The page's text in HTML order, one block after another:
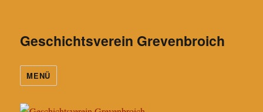
Geschichtsverein Grevenbroich
MENÜ